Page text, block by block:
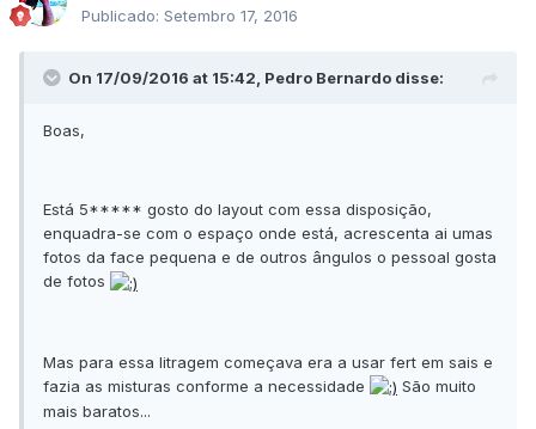
Publicado: Setembro 17, 2016
On 17/09/2016 at 15:42, Pedro Bernardo disse:
Boas,
Está 5***** gosto do layout com essa disposição,
enquadra-se com o espaço onde está, acrescenta ai umas
fotos da face pequena e de outros ângulos o pessoal gosta
de fotos
Mas para essa litragem começava era a usar fert em sais e
fazia as misturas conforme a necessidade
São muito
mais baratos...